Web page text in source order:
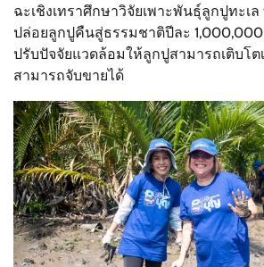
ฉะเชิงเทราศึกษาวิจัยเพาะพันธุ์ลูกปูทะเ
ปล่อยลูกปูคืนสู่ธรรมชาติปีละ 1,000,000
ปรับปัจจัยแวดล้อมให้ลูกปูสามารถเติบโ
สามารถจับขายได้